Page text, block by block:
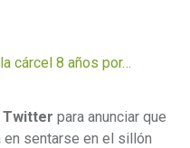
cárcel 8 años por…
Twitter para anunciar que
en sentarse en el sillón